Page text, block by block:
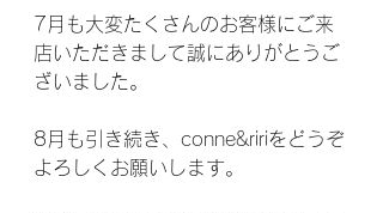
7月も大変たくさんのお客様にご来
店いただきまして誠にありがとうご
ざいました。
8月も引き続き、conne&ririをどうぞ
よろしくお願いします。